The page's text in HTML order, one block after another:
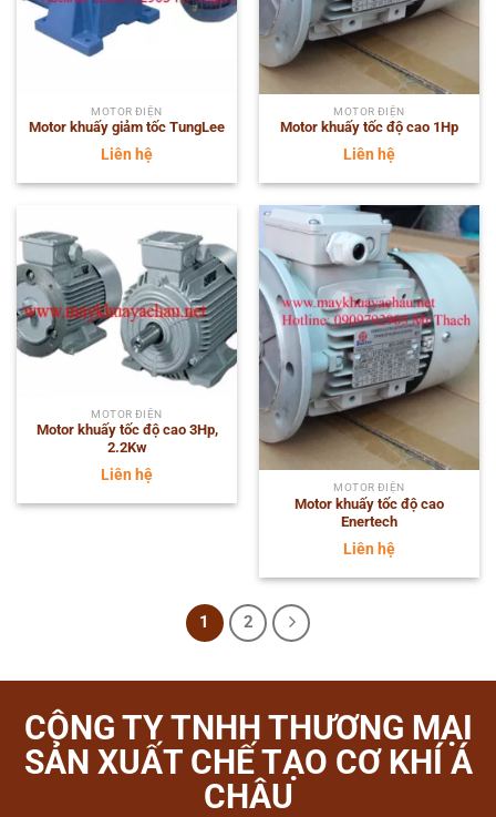
MOTOR ĐIỆN
Motor khuấy giảm tốc TungLee
Liên hệ
MOTOR ĐIỆN
Motor khuấy tốc độ cao 1Hp
Liên hệ
MOTOR ĐIỆN
Motor khuấy tốc độ cao 3Hp,
2.2Kw
Liên hệ
MOTOR ĐIỆN
Motor khuấy tốc độ cao
Enertech
Liên hệ
1 2
CÔNG TY TNHH THƯƠNG MẠI
SẢN XUẤT CHẾ TẠO CƠ KHÍ Á
CHÂU